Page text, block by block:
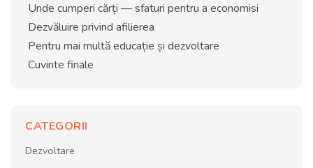
Unde cumperi cărți — sfaturi pentru a economisi
Dezvăluire privind afilierea
Pentru mai multă educație și dezvoltare
Cuvinte finale
CATEGORII
Dezvoltare